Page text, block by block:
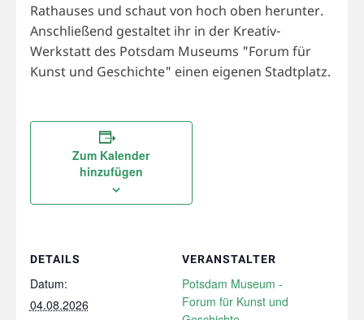
Rathauses und schaut von hoch oben herunter.
Anschließend gestaltet ihr in der Kreativ-
Werkstatt des Potsdam Museums "Forum für
Kunst und Geschichte" einen eigenen Stadtplatz.
Zum Kalender
hinzufügen
DETAILS
Datum:
04.08.2026
VERANSTALTER
Potsdam Museum -
Forum für Kunst und